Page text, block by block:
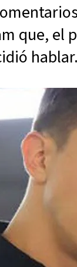
que, el
hablar.